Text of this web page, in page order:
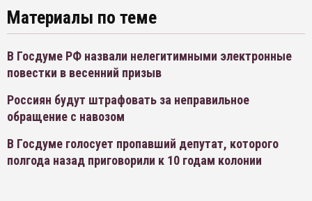
Материалы по теме
В Госдуме РФ назвали нелегитимными электронные
повестки в весенний призыв
Россиян будут штрафовать за неправильное
обращение с навозом
В Госдуме голосует пропавший депутат, которого
полгода назад приговорили к 10 годам колонии